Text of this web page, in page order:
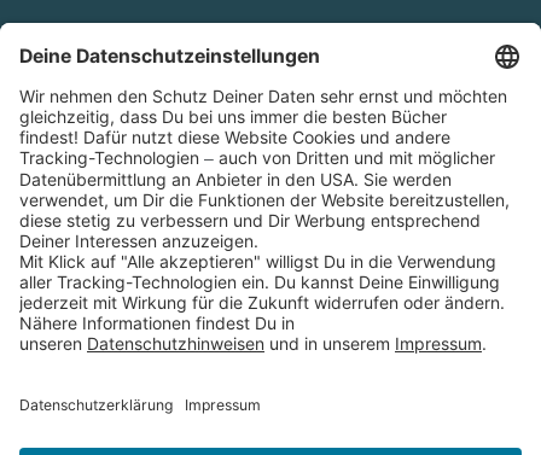
Partnerprogramm (Affiliate)
Folge uns auf
* Versandkostenfrei ab 9,00 € Bestellwert innerhalb
Deutschlands
** Lieferzeit 1-3 Werktage innerhalb Deutschlands
Thienemann-Esslinger Verlag GmbH, Blumenstraße 36, D-70182